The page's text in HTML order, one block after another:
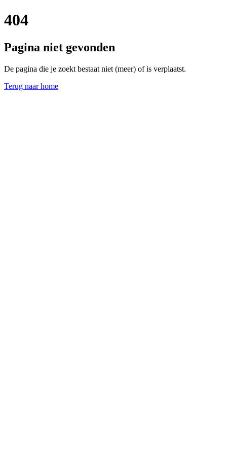
404
Pagina niet gevonden
De pagina die je zoekt bestaat niet (meer) of is verplaatst.
Terug naar home